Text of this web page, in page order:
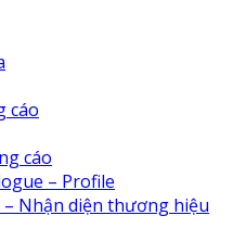
cáo
cáo
– Profile
Nhận diện thương hiệu